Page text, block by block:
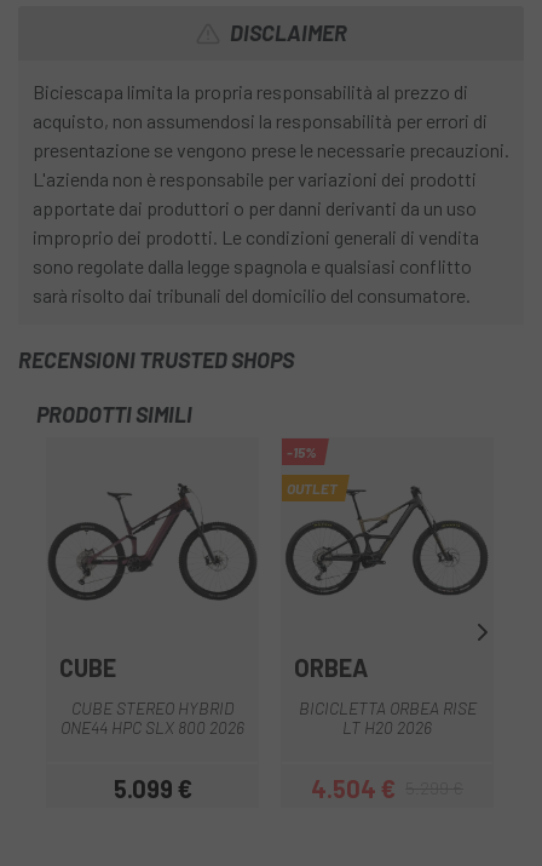
DISCLAIMER
Biciescapa limita la propria responsabilità al prezzo di
acquisto, non assumendosi la responsabilità per errori di
presentazione se vengono prese le necessarie precauzioni.
L'azienda non è responsabile per variazioni dei prodotti
apportate dai produttori o per danni derivanti da un uso
improprio dei prodotti. Le condizioni generali di vendita
sono regolate dalla legge spagnola e qualsiasi conflitto
sarà risolto dai tribunali del domicilio del consumatore.
RECENSIONI TRUSTED SHOPS
PRODOTTI SIMILI
CUBE
CUBE STEREO HYBRID
ONE44 HPC SLX 800 2026
Prezzo
5.099 €
-15%
OUTLET
ORBEA
BICICLETTA ORBEA RISE
LT H20 2026
Prezzo
4.504 €Prezzo base